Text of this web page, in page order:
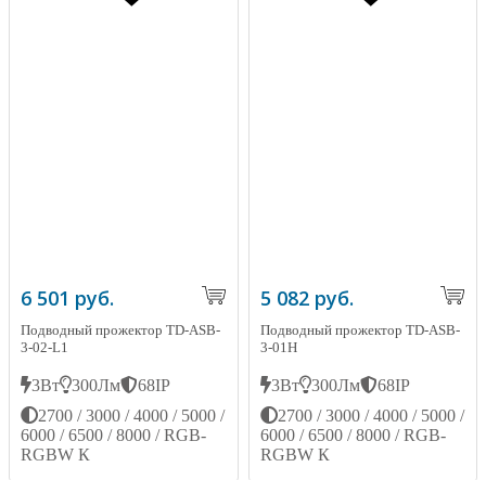
6 501 руб.
Подводный прожектор TD-ASB-
3-02-L1
3Вт 300Лм
68IP
2700 / 3000 / 4000 / 5000 /
6000 / 6500 / 8000 / RGB-
RGBW К
5 082 руб.
Подводный прожектор TD-ASB-
3-01Н
3Вт 300Лм
68IP
2700 / 3000 / 4000 / 5000 /
6000 / 6500 / 8000 / RGB-
RGBW К